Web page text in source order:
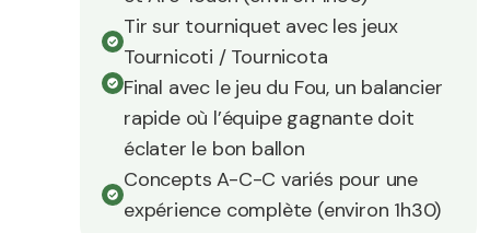
Tir sur tourniquet avec les jeux
Tournicoti / Tournicota
Final avec le jeu du Fou, un balancier
rapide où l’équipe gagnante doit
éclater le bon ballon
Concepts A-C-C variés pour une
expérience complète (environ 1h30)